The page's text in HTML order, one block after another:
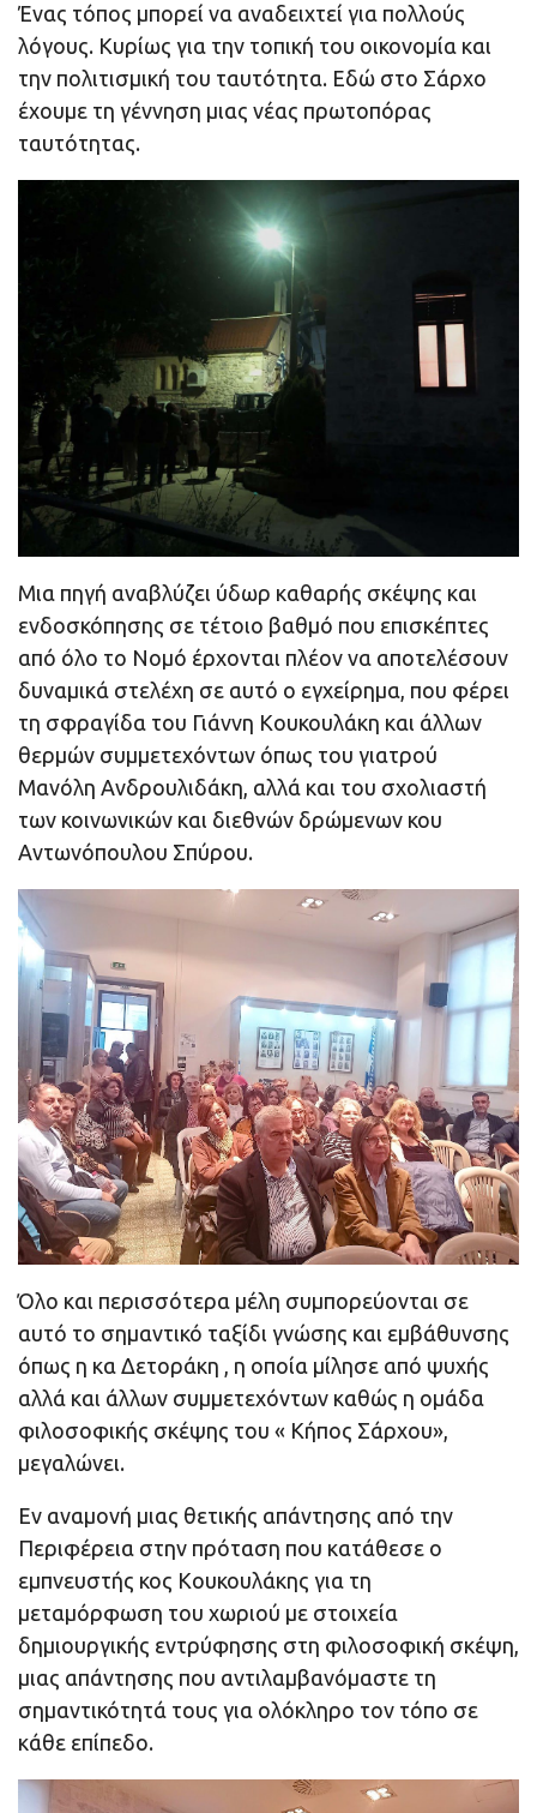
Ένας τόπος μπορεί να αναδειχτεί για πολλούς
λόγους. Κυρίως για την τοπική του οικονομία και
την πολιτισμική του ταυτότητα. Εδώ στο Σάρχο
έχουμε τη γέννηση μιας νέας πρωτοπόρας
ταυτότητας.
Μια πηγή αναβλύζει ύδωρ καθαρής σκέψης και
ενδοσκόπησης σε τέτοιο βαθμό που επισκέπτες
από όλο το Νομό έρχονται πλέον να αποτελέσουν
δυναμικά στελέχη σε αυτό ο εγχείρημα, που φέρει
τη σφραγίδα του Γιάννη Κουκουλάκη και άλλων
θερμών συμμετεχόντων όπως του γιατρού
Μανόλη Ανδρουλιδάκη, αλλά και του σχολιαστή
των κοινωνικών και διεθνών δρώμενων κου
Αντωνόπουλου Σπύρου.
Όλο και περισσότερα μέλη συμπορεύονται σε
αυτό το σημαντικό ταξίδι γνώσης και εμβάθυνσης
όπως η κα Δετοράκη , η οποία μίλησε από ψυχής
αλλά και άλλων συμμετεχόντων καθώς η ομάδα
φιλοσοφικής σκέψης του « Κήπος Σάρχου»,
μεγαλώνει.
Εν αναμονή μιας θετικής απάντησης από την
Περιφέρεια στην πρόταση που κατάθεσε ο
εμπνευστής κος Κουκουλάκης για τη
μεταμόρφωση του χωριού με στοιχεία
δημιουργικής εντρύφησης στη φιλοσοφική σκέψη,
μιας απάντησης που αντιλαμβανόμαστε τη
σημαντικότητά τους για ολόκληρο τον τόπο σε
κάθε επίπεδο.